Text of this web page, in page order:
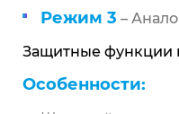
Режим 3 –
Защитные функции
Особенности: